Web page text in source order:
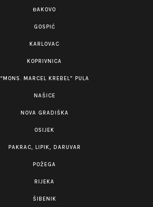
ĐAKOVO
GOSPIĆ
KARLOVAC
KOPRIVNICA
“MONS. MARCEL KREBEL” PULA
NAŠICE
NOVA GRADIŠKA
OSIJEK
PAKRAC, LIPIK, DARUVAR
POŽEGA
RIJEKA
ŠIBENIK